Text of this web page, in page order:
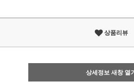
상품리뷰
상세정보 새창 열